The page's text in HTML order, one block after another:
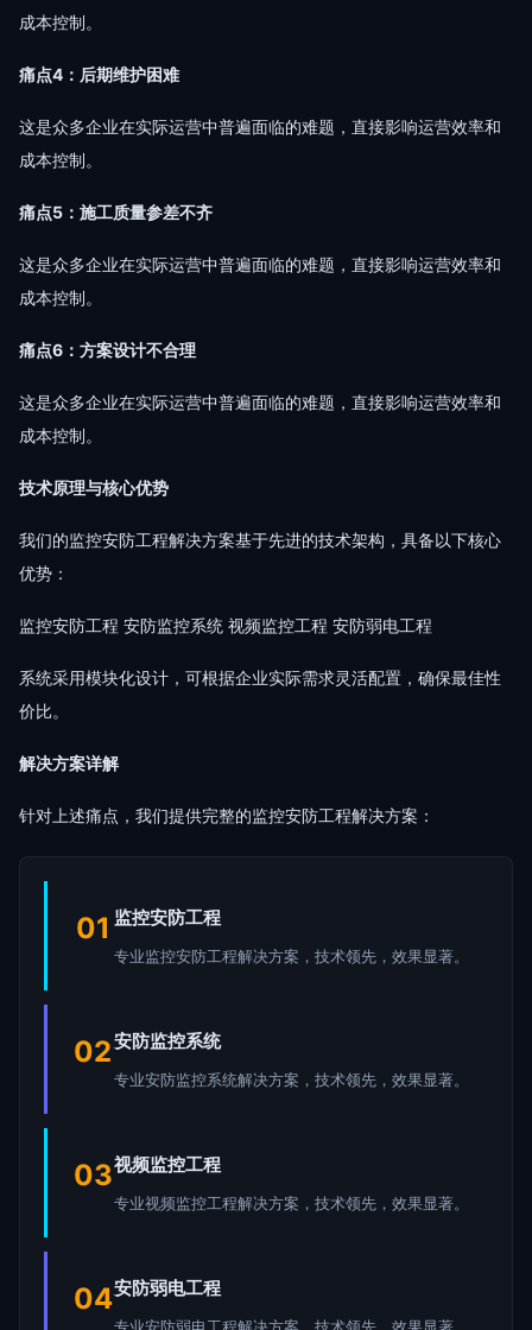
成本控制。
痛点4：后期维护困难
这是众多企业在实际运营中普遍面临的难题，直接影响运营效率和
成本控制。
痛点5：施工质量参差不齐
这是众多企业在实际运营中普遍面临的难题，直接影响运营效率和
成本控制。
痛点6：方案设计不合理
这是众多企业在实际运营中普遍面临的难题，直接影响运营效率和
成本控制。
技术原理与核心优势
我们的监控安防工程解决方案基于先进的技术架构，具备以下核心
优势：
监控安防工程 安防监控系统 视频监控工程 安防弱电工程
系统采用模块化设计，可根据企业实际需求灵活配置，确保最佳性
价比。
解决方案详解
针对上述痛点，我们提供完整的监控安防工程解决方案：
01 监控安防工程
专业监控安防工程解决方案，技术领先，效果显著。
02安防监控系统
专业安防监控系统解决方案，技术领先，效果显著。
03视频监控工程
专业视频监控工程解决方案，技术领先，效果显著。
04安防弱电工程